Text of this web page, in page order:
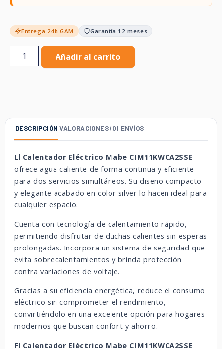
Entrega 24h GAM Garantía 12 meses
Añadir al carrito
DESCRIPCIÓN VALORACIONES (0) ENVÍOS
El Calentador Eléctrico Mabe CIM11KWCA2SSE
ofrece agua caliente de forma continua y eficiente
para dos servicios simultáneos. Su diseño compacto
y elegante acabado en color silver lo hacen ideal para
cualquier espacio.
Cuenta con tecnología de calentamiento rápido,
permitiendo disfrutar de duchas calientes sin esperas
prolongadas. Incorpora un sistema de seguridad que
evita sobrecalentamientos y brinda protección
contra variaciones de voltaje.
Gracias a su eficiencia energética, reduce el consumo
eléctrico sin comprometer el rendimiento,
convirtiéndolo en una excelente opción para hogares
modernos que buscan confort y ahorro.
El Calentador Eléctrico Mabe CIM11KWCA2SSE